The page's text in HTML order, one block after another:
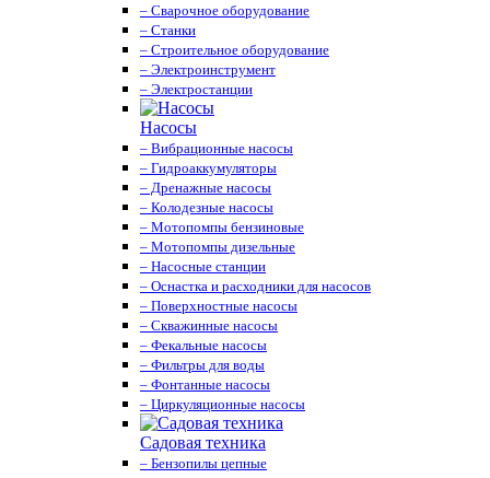
– Сварочное оборудование
– Станки
– Строительное оборудование
– Электроинструмент
– Электростанции
Насосы
– Вибрационные насосы
– Гидроаккумуляторы
– Дренажные насосы
– Колодезные насосы
– Мотопомпы бензиновые
– Мотопомпы дизельные
– Насосные станции
– Оснастка и расходники для насосов
– Поверхностные насосы
– Скважинные насосы
– Фекальные насосы
– Фильтры для воды
– Фонтанные насосы
– Циркуляционные насосы
Садовая техника
– Бензопилы цепные